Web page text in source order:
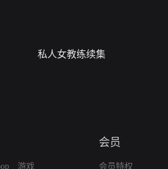
私人女教练续集
游戏
会员
会员特权